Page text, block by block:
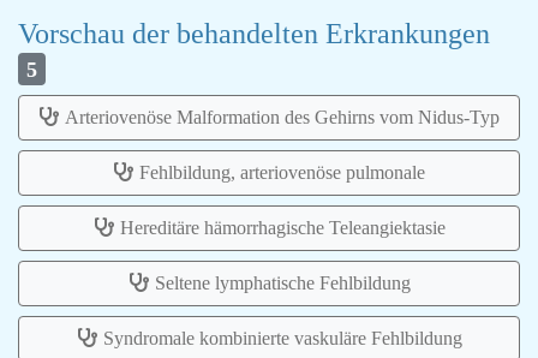
Vorschau der behandelten Erkrankungen
5
Arteriovenöse Malformation des Gehirns vom Nidus-Typ
Fehlbildung, arteriovenöse pulmonale
Hereditäre hämorrhagische Teleangiektasie
Seltene lymphatische Fehlbildung
Syndromale kombinierte vaskuläre Fehlbildung